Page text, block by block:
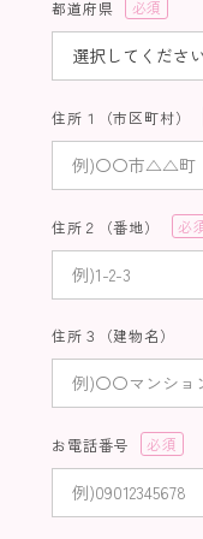
都道府県
(必
須)
住所１（市区町村）
住所２（番地）
(必
住所３（建物名）
お電話番号
(必
須)